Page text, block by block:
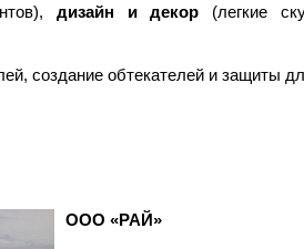
дизайн и декор (легкие
создание обтекателей и защиты
ООО «РАЙ»